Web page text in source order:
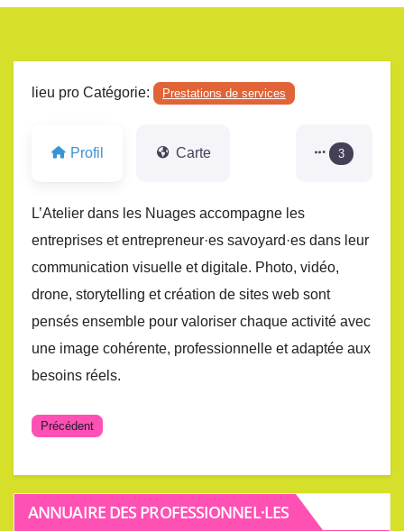
lieu pro Catégorie: Prestations de services
Profil Carte 3
L’Atelier dans les Nuages accompagne les
entreprises et entrepreneur·es savoyard·es dans leur
communication visuelle et digitale. Photo, vidéo,
drone, storytelling et création de sites web sont
pensés ensemble pour valoriser chaque activité avec
une image cohérente, professionnelle et adaptée aux
besoins réels.
Précédent
ANNUAIRE DES PROFESSIONNEL·LES